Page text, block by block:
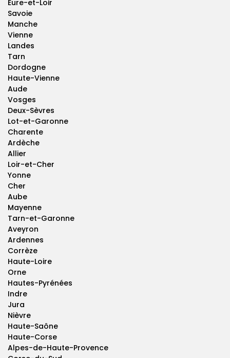
Eure-et-Loir
Savoie
Manche
Vienne
Landes
Tarn
Dordogne
Haute-Vienne
Aude
Vosges
Deux-Sèvres
Lot-et-Garonne
Charente
Ardèche
Allier
Loir-et-Cher
Yonne
Cher
Aube
Mayenne
Tarn-et-Garonne
Aveyron
Ardennes
Corrèze
Haute-Loire
Orne
Hautes-Pyrénées
Indre
Jura
Nièvre
Haute-Saône
Haute-Corse
Alpes-de-Haute-Provence